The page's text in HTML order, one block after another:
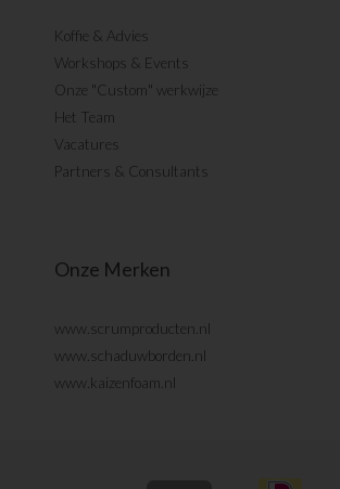
Koffie & Advies
Workshops & Events
Onze "Custom" werkwijze
Het Team
Vacatures
Partners & Consultants
Onze Merken
www.scrumproducten.nl
www.schaduwborden.nl
www.kaizenfoam.nl